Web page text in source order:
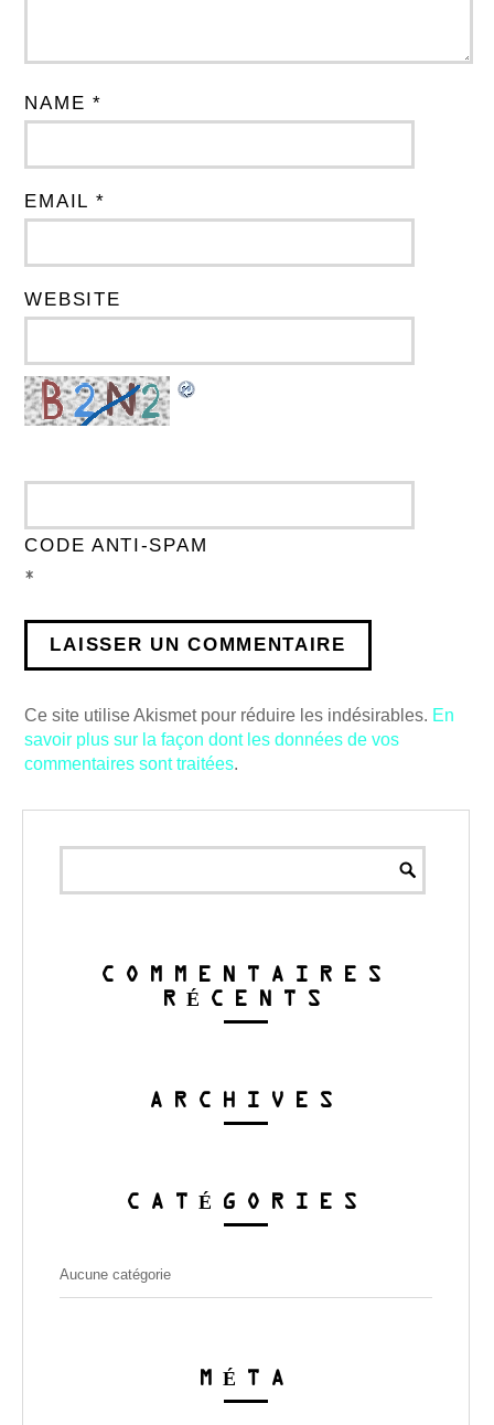
NAME *
EMAIL *
WEBSITE
CODE ANTI-SPAM
*
Ce site utilise Akismet pour réduire les indésirables. En
savoir plus sur la façon dont les données de vos
commentaires sont traitées.
COMMENTAIRES
RÉCENTS
ARCHIVES
CATÉGORIES
Aucune catégorie
MÉTA